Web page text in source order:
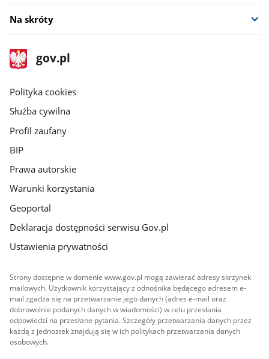
Na skróty
stopka
gov.pl
Strona
gov.pl
gov.pl
Polityka cookies
Służba cywilna
Profil zaufany
BIP
Prawa autorskie
Warunki korzystania
Geoportal
Deklaracja dostępności serwisu Gov.pl
Ustawienia prywatności
Strony dostępne w domenie www.gov.pl mogą zawierać adresy skrzynek
mailowych. Użytkownik korzystający z odnośnika będącego adresem e-
mail zgadza się na przetwarzanie jego danych (adres e-mail oraz
dobrowolnie podanych danych w wiadomości) w celu przesłania
odpowiedzi na przesłane pytania. Szczegóły przetwarzania danych przez
każdą z jednostek znajdują się w ich politykach przetwarzania danych
osobowych.